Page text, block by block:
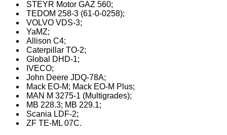
STEYR Motor GAZ 560;
TEDOM 258-3 (61-0-0258);
VOLVO VDS-3;
YaMZ;
Allison C4;
Caterpillar TO-2;
Global DHD-1;
IVECO;
John Deere JDQ-78A;
Mack EO-M; Mack EO-M Plus;
MAN M 3275-1 (Multigrades);
MB 228.3; MB 229.1;
Scania LDF-2;
ZF TE-ML 07C.